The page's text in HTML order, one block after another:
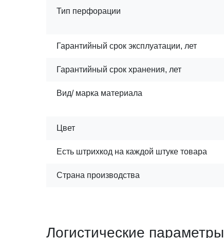
Тип перфорации
Гарантийный срок эксплуатации, лет
Гарантийный срок хранения, лет
Вид/ марка материала
Цвет
Есть штрихкод на каждой штуке товара
Страна производства
Логистические параметры